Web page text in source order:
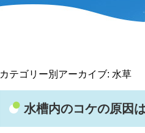
カテゴリー別アーカイブ: 水草
水槽内のコケの原因